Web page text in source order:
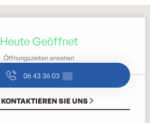
Heute Geöffnet
Öffnungszeiten ansehen
06 43 36 03 ▒▒
KONTAKTIEREN SIE UNS